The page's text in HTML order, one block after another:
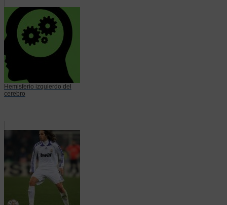
Hemisferio izquierdo del
cerebro